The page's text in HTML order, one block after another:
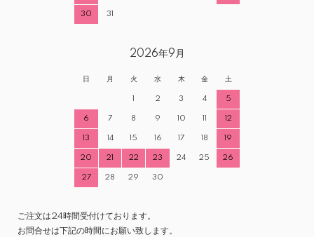
30 31
2026年9月
日 月 火 水 木 金 土
2 3 4 5
6 7 8 9 10 12
13 14 15 16 17 18 19
20 21 22 23 24 25 26
27 28 29 30
ご注文は24時間受付けております。
お問合せは下記の時間にお願い致します。